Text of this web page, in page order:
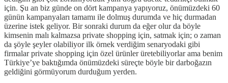
için. Şu an biz günde on dört kampanya yapıyoruz, önümüzdeki 60
günün kampanyaları tamamı ile dolmuş durumda ve hiç durmadan
üzerine istek geliyor. Bir sonraki durum da eğer olur da böyle
kimsenin malı kalmazsa private shopping için, satmak için; o zaman
da şöyle şeyler olabiliyor ilk örnek verdiğim senaryodaki gibi
firmalar private shopping için özel ürünler üretebiliyorlar ama benim
Türkiye’ye baktığımda önümüzdeki süreçte böyle bir darboğazın
geldiğini görmüyorum durduğum yerden.